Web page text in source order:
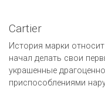
Cartier
История марки
начал делать свои
украшенные
приспособлениями